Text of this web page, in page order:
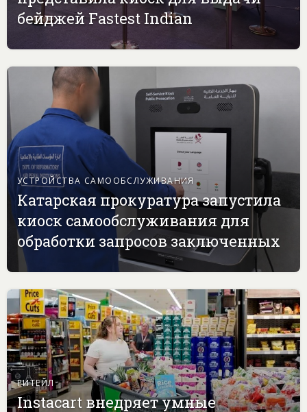
бейджей Fastest Indian
УСТРОЙСТВА САМООБСЛУЖИВАНИЯ
Катарская прокуратура запустила
киоск самообслуживания для
обработки запросов заключенных
РИТЕЙЛ
Instacart внедряет умные